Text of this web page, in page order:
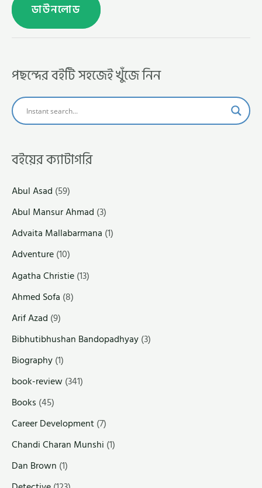
ডাউনলোড
পছন্দের বইটি সহজেই খুঁজে নিন
বইয়ের ক্যাটাগরি
Abul Asad (59)
Abul Mansur Ahmad (3)
Advaita Mallabarmana (1)
Adventure(10)
Agatha Christie(13)
Ahmed Sofa (8)
Arif Azad (9)
Bibhutibhushan Bandopadhyay(3)
Biography(1)
book-review(341)
Books (45)
Career Development(7)
Chandi Charan Munshi (1)
Dan Brown (1)